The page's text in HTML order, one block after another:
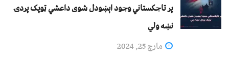
پر تاجکستاني وجود اېښودل شوی داعشي ټوپک پردۍ
نښه ولي
مارچ 25, 2024